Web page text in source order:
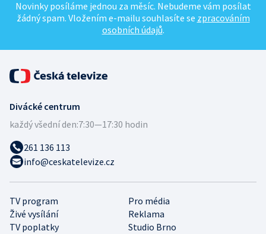
Novinky posíláme jednou za měsíc. Nebudeme vám posílat
žádný spam. Vložením e-mailu souhlasíte se zpracováním
osobních údajů.